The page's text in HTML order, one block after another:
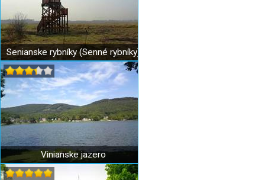
Senianske rybníky (Senné rybníky)
Vinianske jazero